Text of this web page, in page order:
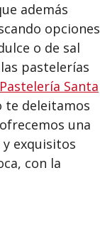
además
opciones
o de sal
pastelerías
Pastelería Santa
te deleitamos
una
exquisitos
con la